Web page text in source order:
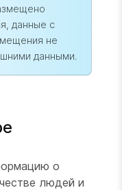
данные с
не
данными.
о
людей и